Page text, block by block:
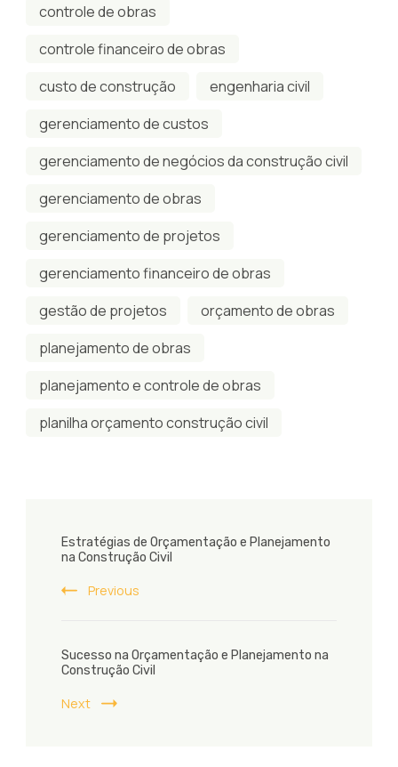
controle de obras
controle financeiro de obras
custo de construção
engenharia civil
gerenciamento de custos
gerenciamento de negócios da construção civil
gerenciamento de obras
gerenciamento de projetos
gerenciamento financeiro de obras
gestão de projetos
orçamento de obras
planejamento de obras
planejamento e controle de obras
planilha orçamento construção civil
Navigation
Estratégias de Orçamentação e Planejamento
na Construção Civil
Previous
Sucesso na Orçamentação e Planejamento na
Construção Civil
Next